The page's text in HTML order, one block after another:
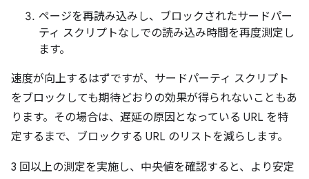
ページを再読み込みし、ブロックされたサードパー
ティ スクリプトなしでの読み込み時間を再度測定し
ます。
速度が向上するはずですが、サードパーティ スクリプト
をブロックしても期待どおりの効果が得られないこともあ
ります。その場合は、遅延の原因となっている URL を特
定するまで、ブロックする URL のリストを減らします。
3 回以上の測定を実施し、中央値を確認すると、より安定